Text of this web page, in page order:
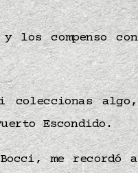
los compenso con
coleccionas algo,
Escondido.
me recordó a